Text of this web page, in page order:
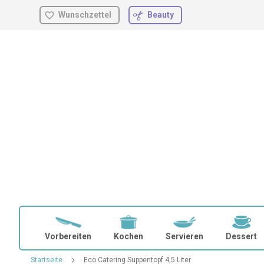
Zum
Wunschzettel Beauty
Vorbereiten Kochen Servieren Dessert
Startseite Eco Catering Suppentopf 4,5 Liter